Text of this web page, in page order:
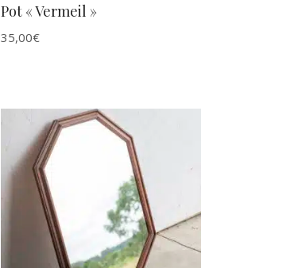
Pot « Vermeil »
35,00€
AJOUTER AU PANIER